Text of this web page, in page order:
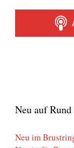
Neu auf
Neu im